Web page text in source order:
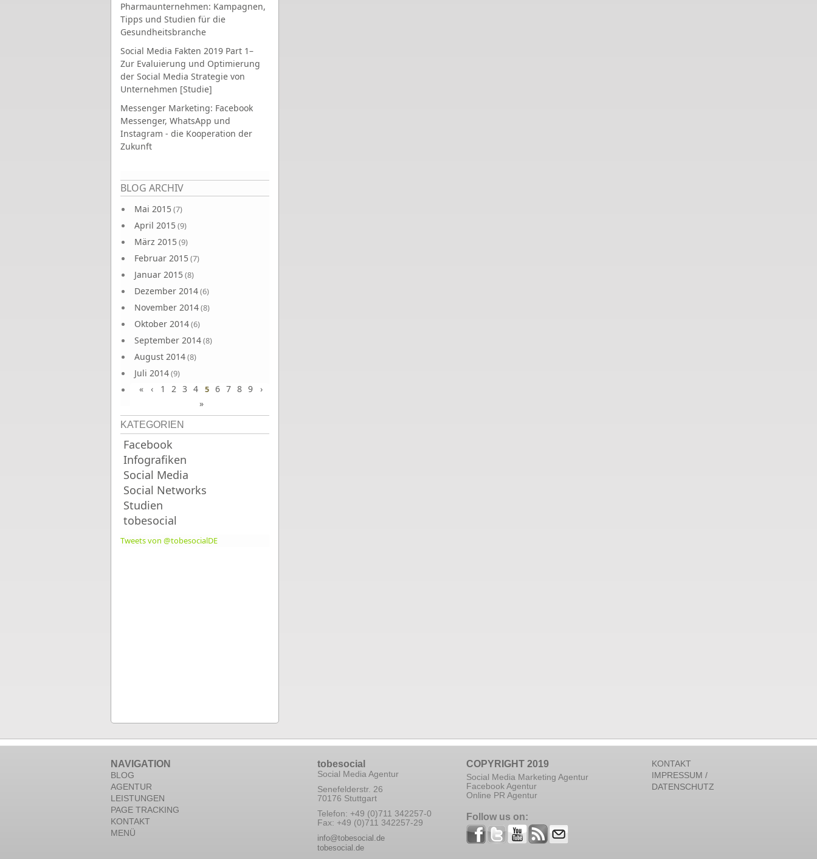
Pharmaunternehmen: Kampagnen,
Tipps und Studien für die
Gesundheitsbranche
Social Media Fakten 2019 Part 1–
Zur Evaluierung und Optimierung
der Social Media Strategie von
Unternehmen [Studie]
Messenger Marketing: Facebook
Messenger, WhatsApp und
Instagram - die Kooperation der
Zukunft
BLOG ARCHIV
Mai 2015(7)
April 2015(9)
März 2015(9)
Februar 2015(7)
Januar 2015(8)
Dezember 2014(6)
November 2014(8)
Oktober 2014(6)
September 2014(8)
August 2014(8)
Juli 2014(9)
Juni 2014(8)
Seiten
« ‹ 1 2 3 4 5 6 7 8 9
›
»
KATEGORIEN
Facebook
Infografiken
Social Media
Social Networks
Studien
tobesocial
Tweets von @tobesocialDE
NAVIGATION
BLOG
AGENTUR
LEISTUNGEN
PAGE TRACKING
KONTAKT
MENÜ
tobesocial
Social Media Agentur
Senefelderstr. 26
70176 Stuttgart
Telefon: +49 (0)711 342257-0
Fax: +49 (0)711 342257-29
info@tobesocial.de
tobesocial.de
COPYRIGHT 2019
Social Media Marketing Agentur
Facebook Agentur
Online PR Agentur
Follow us on:
KONTAKT
IMPRESSUM /
DATENSCHUTZ